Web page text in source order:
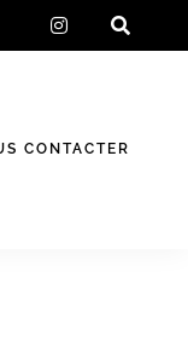
instagram
CONTACTER